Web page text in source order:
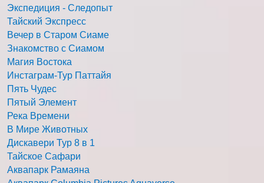
Экспедиция - Следопыт
Тайский Экспресс
Вечер в Старом Сиаме
Знакомство с Сиамом
Магия Востока
Инстаграм-Тур Паттайя
Пять Чудес
Пятый Элемент
Река Времени
В Мире Животных
Дискавери Тур 8 в 1
Тайское Сафари
Аквапарк Рамаяна